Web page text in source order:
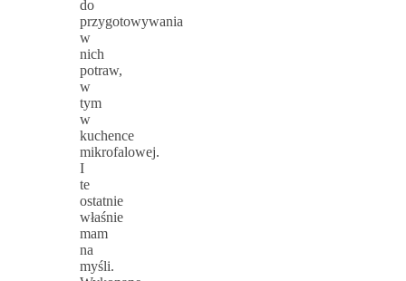
do
przygotowywania
w
nich
potraw,
w
tym
w
kuchence
mikrofalowej.
I
te
ostatnie
właśnie
mam
na
myśli.